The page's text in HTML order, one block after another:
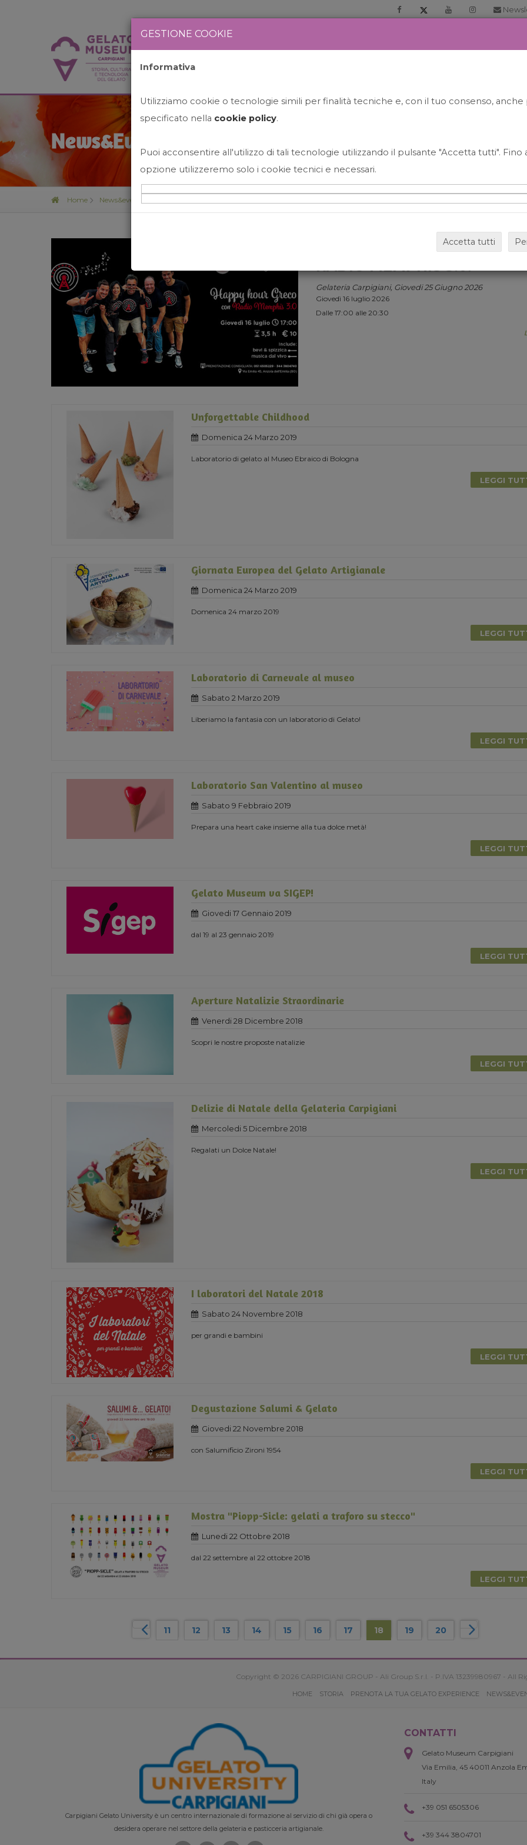
News&Events
Home News&events
HAPPY HOUR GRECO CON
RADIO MEMPHIS 3.0.
Gelateria Carpigiani, Giovedi 25 Giugno 2026
Giovedì 16 luglio 2026
Dalle 17:00 alle 20:30
Unforgettable Childhood
Domenica 24 Marzo 2019
Laboratorio di gelato al Museo Ebraico di Bologna
LEGGI
Giornata Europea del Gelato Artigianale
Domenica 24 Marzo 2019
Domenica 24 marzo 2019
LEGGI
Laboratorio di Carnevale al museo
Sabato 2 Marzo 2019
Liberiamo la fantasia con un laboratorio di Gelato!
LEGGI
Laboratorio San Valentino al museo
Sabato 9 Febbraio 2019
Prepara una heart cake insieme alla tua dolce metà!
LEGGI
Gelato Museum va SIGEP!
Giovedi 17 Gennaio 2019
dal 19 al 23 gennaio 2019
LEGGI
Aperture Natalizie Straordinarie
Venerdi 28 Dicembre 2018
Scopri le nostre proposte natalizie
LEGGI
Delizie di Natale della Gelateria Carpigiani
Mercoledi 5 Dicembre 2018
Regalati un Dolce Natale!
LEGGI
I laboratori del Natale 2018
Sabato 24 Novembre 2018
per grandi e bambini
LEGGI
Degustazione Salumi & Gelato
Giovedi 22 Novembre 2018
con Salumificio Zironi 1954
LEGGI
Mostra "Piopp-Sicle: gelati a traforo su stecco"
Lunedi 22 Ottobre 2018
dal 22 settembre al 22 ottobre 2018
LEGGI
11 12 13 14 15 16 17 18 19 20
Copyright © 2026 CARPIGIANI GROUP - Ali Group S.r.l. - P.IVA 13239980967 - All
HOME STORIA PRENOTA LA TUA GELATO EXPERIENCE
Carpigiani Gelato University è un centro internazionale di formazione al servizio di chi già opera o
desidera operare nel settore della gelateria e pasticceria artigianale.
CONTATTI
Gelato Museum Carpigiani
Via Emilia, 45 40011 Anzola
Italy
+39 051 6505306
+39 344 3804701
GESTIONE COOKIE
Informativa
Utilizziamo cookie o tecnologie simili per finalità tecniche e, con il tuo consenso,
specificato nella cookie policy.
Puoi acconsentire all'utilizzo di tali tecnologie utilizzando il pulsante "Accetta tutti". Fino
opzione utilizzeremo solo i cookie tecnici e necessari.
Accetta tutti